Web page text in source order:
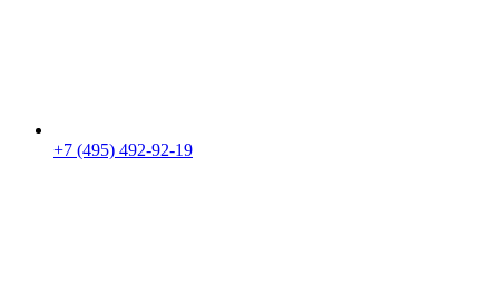
+7 (495) 492-92-19